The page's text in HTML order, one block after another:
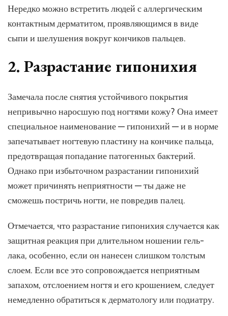
Нередко можно встретить людей с аллергическим
контактным дерматитом, проявляющимся в виде
сыпи и шелушения вокруг кончиков пальцев.
2. Разрастание гипонихия
Замечала после снятия устойчивого покрытия
непривычно наросшую под ногтями кожу? Она имеет
специальное наименование — гипонихий — и в норме
запечатывает ногтевую пластину на кончике пальца,
предотвращая попадание патогенных бактерий.
Однако при избыточном разрастании гипонихий
может причинять неприятности — ты даже не
сможешь постричь ногти, не повредив палец.
Отмечается, что разрастание гипонихия случается как
защитная реакция при длительном ношении гель-
лака, особенно, если он нанесен слишком толстым
слоем. Если все это сопровождается неприятным
запахом, отслоением ногтя и его крошением, следует
немедленно обратиться к дерматологу или подиатру.